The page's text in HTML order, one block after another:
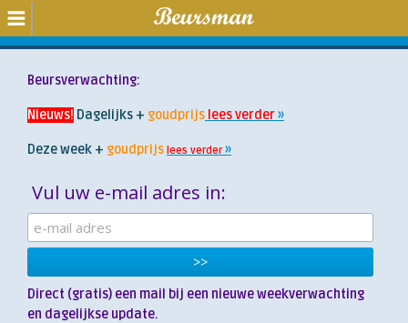
Beursverwachting:
Nieuws! Dagelijks + goudprijs lees verder
Deze week + goudprijs lees verder
Vul uw e-mail adres in:
Direct (gratis) een mail bij een nieuwe weekverwachting
en dagelijkse update.